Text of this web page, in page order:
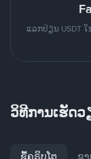
ແລກປ່ຽນ USDT
ວິທີການເຮັດວ
ຊື້ຄຣິບໂຕ ຂ